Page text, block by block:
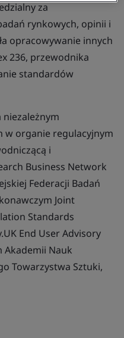
za
rynkowych, opinii i
opracowywanie innych
236, przewodnika
standardów
w organie regulacyjnym
i
Business Network
Federacji Badań
Joint
Standards
End User Advisory
Akademii Nauk
Towarzystwa Sztuki,